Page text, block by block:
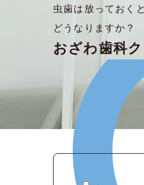
虫歯は放っておくと
どうなりますか？
おざわ歯科